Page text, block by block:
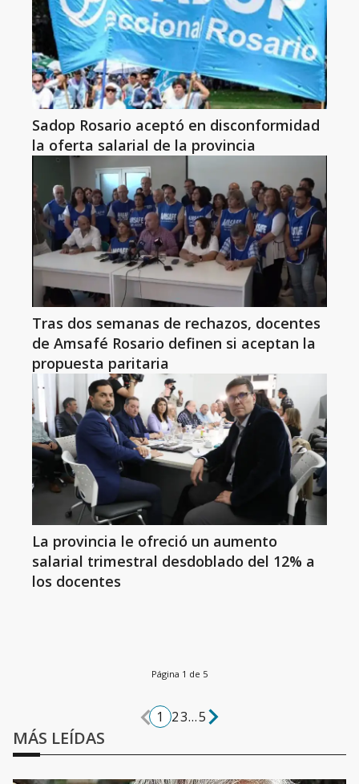
Sadop Rosario aceptó en disconformidad
la oferta salarial de la provincia
Tras dos semanas de rechazos, docentes
de Amsafé Rosario definen si aceptan la
propuesta paritaria
La provincia le ofreció un aumento
salarial trimestral desdoblado del 12% a
los docentes
Página 1 de 5
1 23...5
MÁS LEÍDAS